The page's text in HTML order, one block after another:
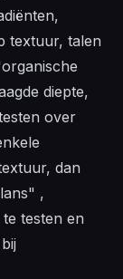
textuur, talen
diepte,
over
dan
,
testen en